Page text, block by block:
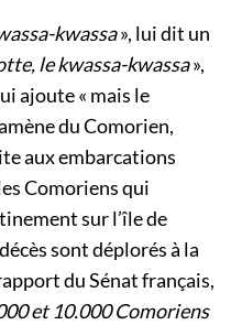
kwassa», lui dit un
le kwassa-kwassa»,
ajoute « mais le
du Comorien,
aux embarcations
Comoriens qui
sur l’île de
sont déplorés à la
du Sénat français,
et 10.000 Comoriens